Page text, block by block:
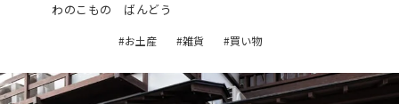
わのこもの ばんどう
#お土産 #雑貨 #買い物